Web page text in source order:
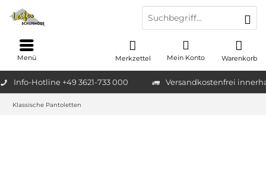
Info-Hotline +49 3621-733 000 Versandkostenfrei
Warenkorb
Merkzettel Mein Konto
Menü
Klassische Pantoletten